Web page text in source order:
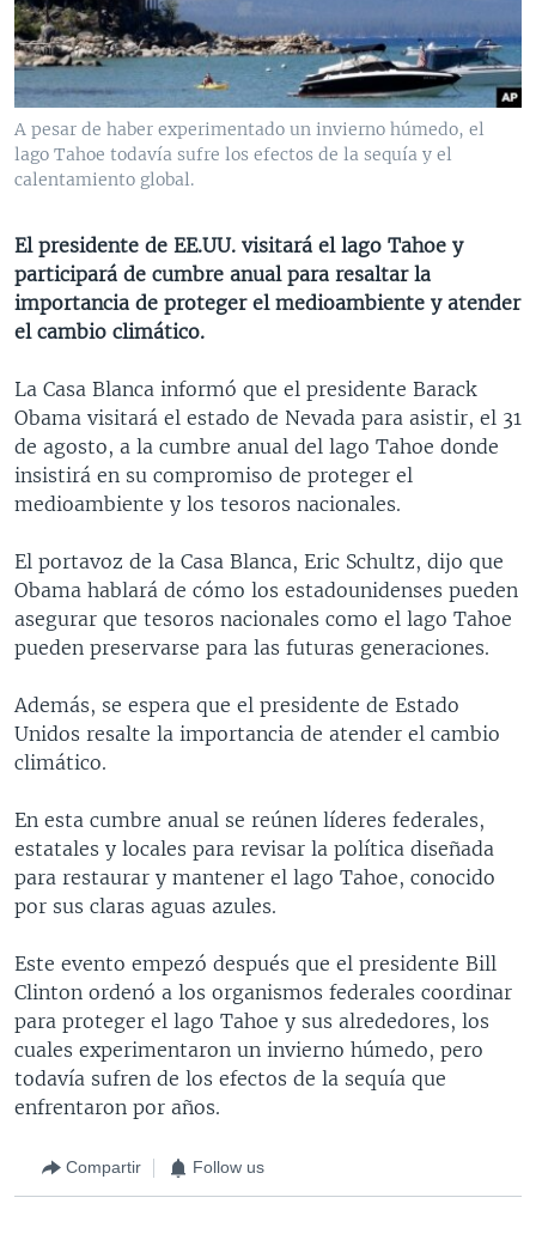
VENEZUELA
BRASIL
NICARAGUA
ECONOMÍA
ENTRETENIMIENTO Y CULTURA
TECNOLOGÍA
DEPORTES
CIENCIA Y SALUD
MULTIMEDIA
VIDEOS
FOTOGRAFÍA
AUDIOS
PROGRAMAS TV
EL MUNDO AL DÍA
FORO INTERAMERICANO
LAS CLAVES
PANORAMA
RADIO
AVANCE INFORMATIVO
AUDIONOTICIAS
BUENOS DÍAS AMÉRICA
ESTADOS UNIDOS AL DÍA
EL MUNDO AL DÍA [RADIO]
DEPORTIVO INTERNACIONAL
NOTA ECONÓMICA
ENTRETENIMIENTO
DIRECT
DOCUMENTALES DE LA VOA
Learning English
SÍGANOS
A pesar de haber experimentado un invierno húmedo, el
lago Tahoe todavía sufre los efectos de la sequía y el
calentamiento global.
El presidente de EE.UU. visitará el lago Tahoe y
participará de cumbre anual para resaltar la
importancia de proteger el medioambiente y atender
el cambio climático.
La Casa Blanca informó que el presidente Barack
Obama visitará el estado de Nevada para asistir, el 31
de agosto, a la cumbre anual del lago Tahoe donde
insistirá en su compromiso de proteger el
medioambiente y los tesoros nacionales.
El portavoz de la Casa Blanca, Eric Schultz, dijo que
Obama hablará de cómo los estadounidenses pueden
asegurar que tesoros nacionales como el lago Tahoe
pueden preservarse para las futuras generaciones.
Además, se espera que el presidente de Estado
Unidos resalte la importancia de atender el cambio
climático.
En esta cumbre anual se reúnen líderes federales,
estatales y locales para revisar la política diseñada
para restaurar y mantener el lago Tahoe, conocido
por sus claras aguas azules.
Este evento empezó después que el presidente Bill
Clinton ordenó a los organismos federales coordinar
para proteger el lago Tahoe y sus alrededores, los
cuales experimentaron un invierno húmedo, pero
todavía sufren de los efectos de la sequía que
enfrentaron por años.
Compartir Follow us